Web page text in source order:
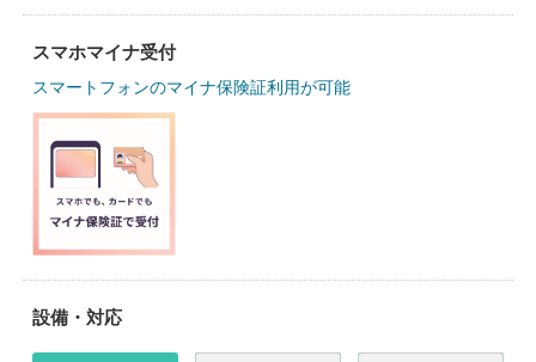
スマホマイナ受付
スマートフォンのマイナ保険証利用が可能
設備・対応